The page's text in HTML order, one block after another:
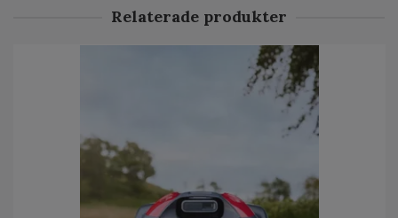
Relaterade produkter